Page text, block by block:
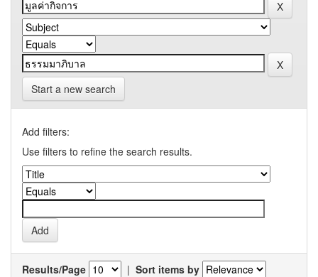
Start a new search
Add filters:
Use filters to refine the search results.
Results/Page | Sort items by